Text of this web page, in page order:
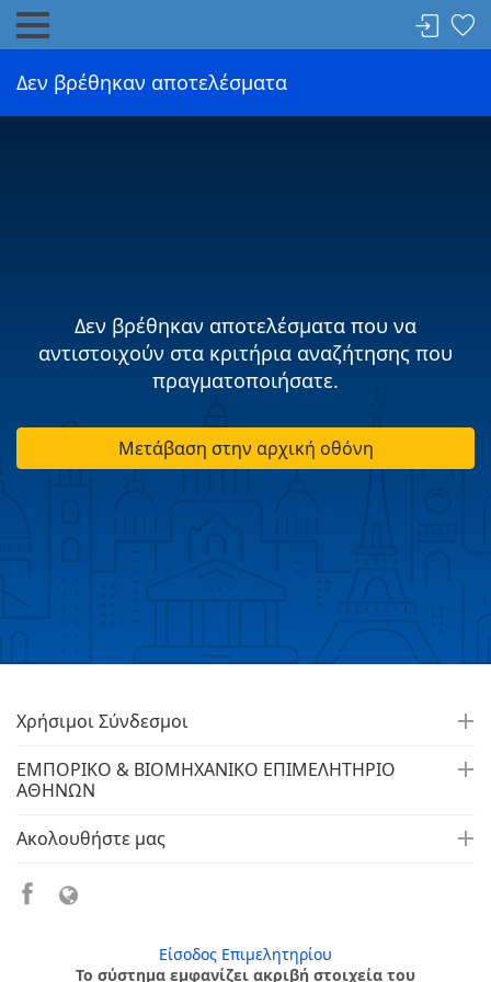
Δεν βρέθηκαν αποτελέσματα
Δεν βρέθηκαν αποτελέσματα που να
αντιστοιχούν στα κριτήρια αναζήτησης που
πραγματοποιήσατε.
Μετάβαση στην αρχική οθόνη
Χρήσιμοι Σύνδεσμοι
ΕΜΠΟΡΙΚΟ & ΒΙΟΜΗΧΑΝΙΚΟ ΕΠΙΜΕΛΗΤΗΡΙΟ
ΑΘΗΝΩΝ
Ακολουθήστε μας
Είσοδος Επιμελητηρίου
Το σύστημα εμφανίζει ακριβή στοιχεία του